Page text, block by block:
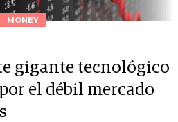
MONEY
gigante tecnológico
el débil mercado